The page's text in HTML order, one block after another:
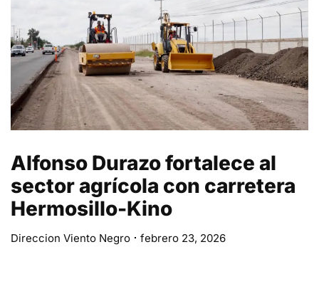
Alfonso Durazo fortalece al
sector agrícola con carretera
Hermosillo-Kino
Direccion Viento Negro febrero 23, 2026